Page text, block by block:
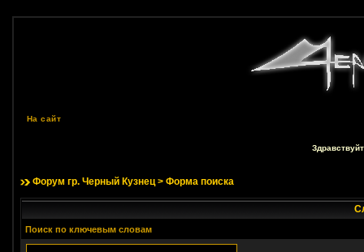
На сайт
Форум гр. Черный Кузнец> Форма поиска
Поиск по ключевым словам